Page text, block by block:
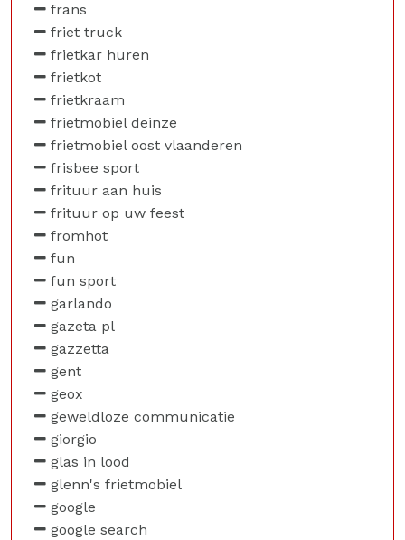
frans
friet truck
frietkar huren
frietkot
frietkraam
frietmobiel deinze
frietmobiel oost vlaanderen
frisbee sport
frituur aan huis
frituur op uw feest
fromhot
fun
fun sport
garlando
gazeta pl
gazzetta
gent
geox
geweldloze communicatie
giorgio
glas in lood
glenn's frietmobiel
google
google search